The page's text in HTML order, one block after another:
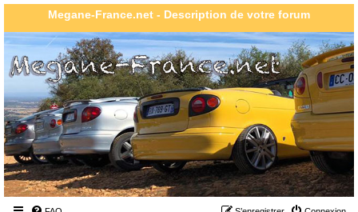
Megane-France.net - Description de votre forum